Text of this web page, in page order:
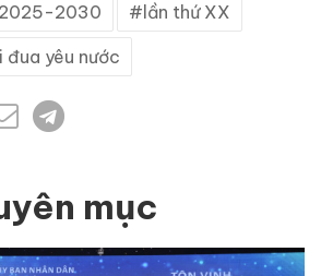
2030 lần thứ XX
yêu nước
mục